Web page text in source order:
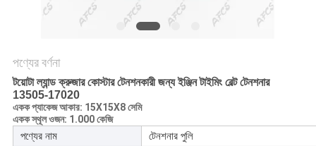
গোপনীয়তা
নীতি
পণ্যের বর্ণনা
টয়োটা ল্যান্ড ক্রুজার কোস্টার টেনশনকারী জন্য ইঞ্জিন টাইমিং বেল্ট টেনশনার
13505-17020
একক প্যাকেজ আকার: 15X15X8 সেমি
একক স্থূল ওজন: 1.000 কেজি
পণ্যের নাম
টেনশনার পুলি